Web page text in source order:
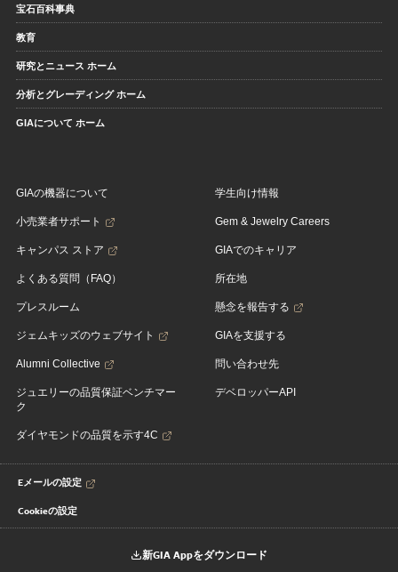
宝石百科事典
教育
研究とニュース ホーム
分析とグレーディング ホーム
GIAについて ホーム
GIAの機器について
小売業者サポート
キャンパス ストア
よくある質問（FAQ）
プレスルーム
ジェムキッズのウェブサイト
Alumni Collective
ジュエリーの品質保証ベンチマー
ク
ダイヤモンドの品質を示す4C
学生向け情報
Gem & Jewelry Careers
GIAでのキャリア
所在地
懸念を報告する
GIAを支援する
問い合わせ先
デベロッパーAPI
Eメールの設定
Cookieの設定
新GIA Appをダウンロード